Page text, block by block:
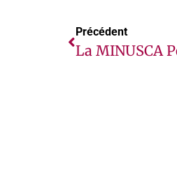
Précédent